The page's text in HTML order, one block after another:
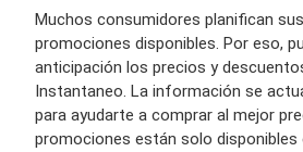
Muchos consumidores planifican
promociones disponibles. Por eso,
anticipación los precios y
Instantaneo. La información se
para ayudarte a comprar al mejor
promociones están solo